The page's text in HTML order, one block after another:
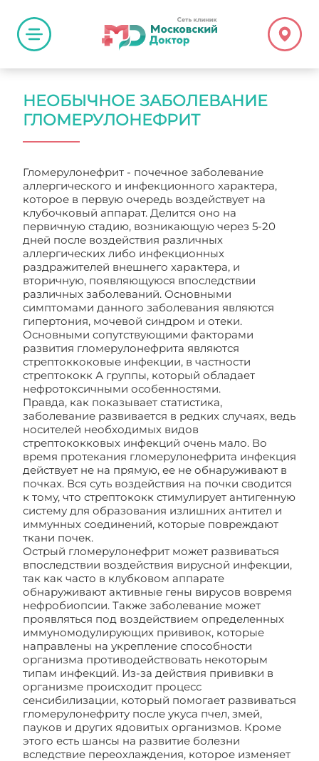
НЕОБЫЧНОЕ ЗАБОЛЕВАНИЕ
ГЛОМЕРУЛОНЕФРИТ
Гломерулонефрит - почечное заболевание
аллергического и инфекционного характера,
которое в первую очередь воздействует на
клубочковый аппарат. Делится оно на
первичную стадию, возникающую через 5-20
дней после воздействия различных
аллергических либо инфекционных
раздражителей внешнего характера, и
вторичную, появляющуюся впоследствии
различных заболеваний. Основными
симптомами данного заболевания являются
гипертония, мочевой синдром и отеки.
Основными сопутствующими факторами
развития гломерулонефрита являются
стрептоккоковые инфекции, в частности
стрептококк А группы, который обладает
нефротоксичными особенностями.
Правда, как показывает статистика,
заболевание развивается в редких случаях, ведь
носителей необходимых видов
стрептококковых инфекций очень мало. Во
время протекания гломерулонефрита инфекция
действует не на прямую, ее не обнаруживают в
почках. Вся суть воздействия на почки сводится
к тому, что стрептококк стимулирует антигенную
систему для образования излишних антител и
иммунных соединений, которые повреждают
ткани почек.
Острый гломерулонефрит может развиваться
впоследствии воздействия вирусной инфекции,
так как часто в клубковом аппарате
обнаруживают активные гены вирусов вовремя
нефробиопсии. Также заболевание может
проявляться под воздействием определенных
иммуномодулирующих прививок, которые
направлены на укрепление способности
организма противодействовать некоторым
типам инфекций. Из-за действия прививки в
организме происходит процесс
сенсибилизации, который помогает развиваться
гломерулонефриту после укуса пчел, змей,
пауков и других ядовитых организмов. Кроме
этого есть шансы на развитие болезни
вследствие переохлаждения, которое изменяет